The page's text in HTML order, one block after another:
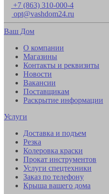
+7 (863) 310-000-4
opt@vashdom24.ru
Ваш Дом
О компании
Магазины
Контакты и реквизиты
Новости
Вакансии
Поставщикам
Раскрытие информации
Услуги
Доставка и подъем
Резка
Колеровка краски
Прокат инструментов
Услуги спецтехники
Заказ по телефону
Крыша вашего дома